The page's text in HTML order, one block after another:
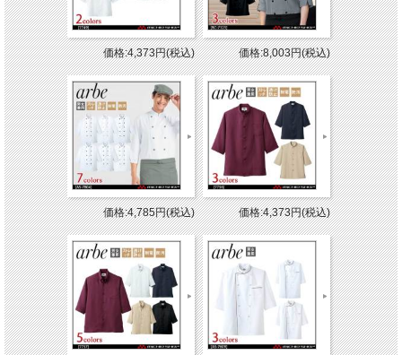
価格:4,373円(税込) 価格:8,003円(税込)
価格:4,785円(税込) 価格:4,373円(税込)